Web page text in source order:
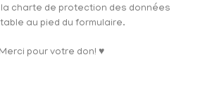
charte de protection des données
au pied du formulaire.
pour votre don! ♥